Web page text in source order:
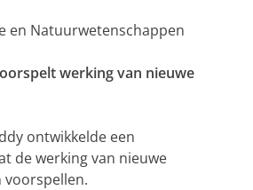
en Natuurwetenschappen
werking van nieuwe
ontwikkelde een
de werking van nieuwe
voorspellen.